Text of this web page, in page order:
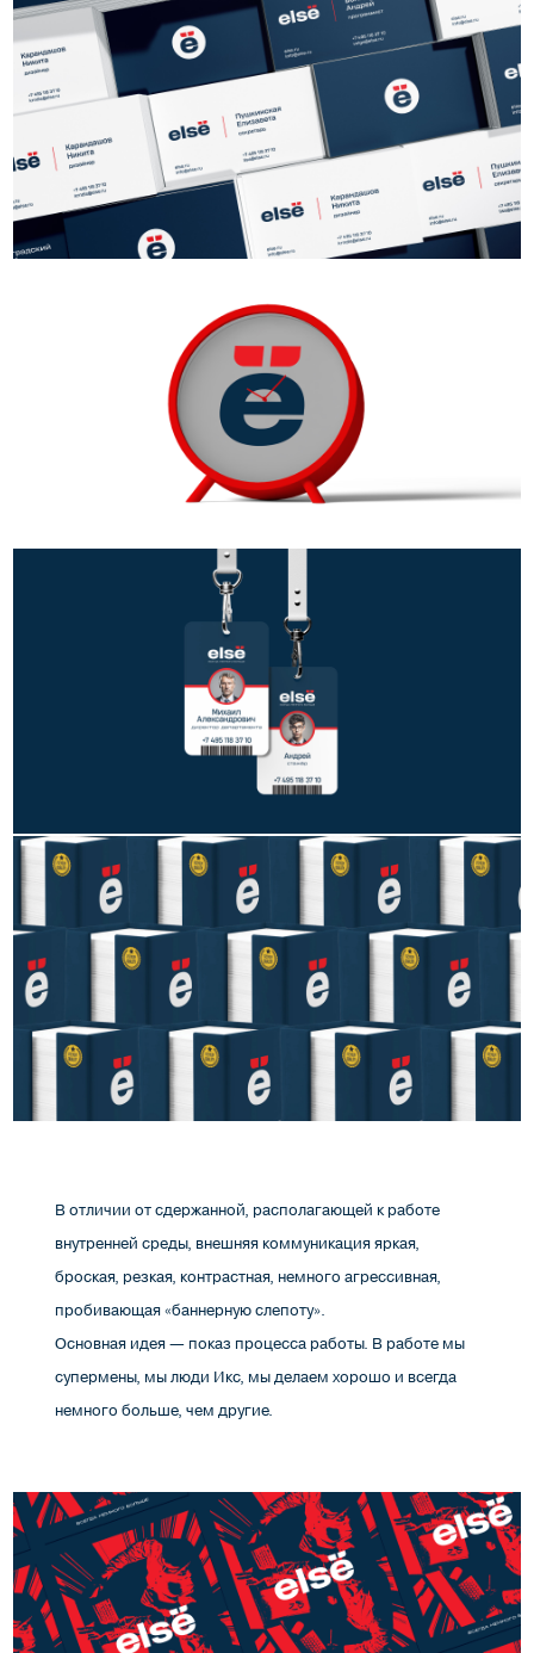
В отличии от сдержанной, располагающей к работе
внутренней среды, внешняя коммуникация яркая,
броская, резкая, контрастная, немного агрессивная,
пробивающая «баннерную слепоту».
Основная идея — показ процесса работы. В работе мы
супермены, мы люди Икс, мы делаем хорошо и всегда
немного больше, чем другие.